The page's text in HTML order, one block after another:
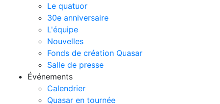
Le quatuor
30e anniversaire
L'équipe
Nouvelles
Fonds de création Quasar
Salle de presse
Événements
Calendrier
Quasar en tournée